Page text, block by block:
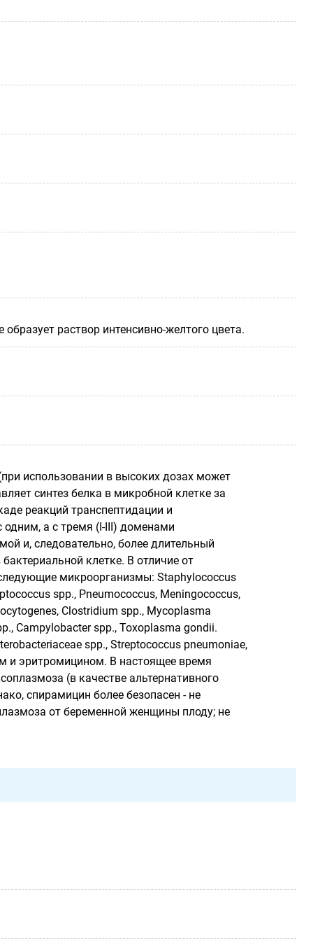
раствор интенсивно-желтого цвета.
использовании в высоких дозах может
синтез белка в микробной клетке за
реакций транспептидации и
одним, а с тремя (I-III) доменами
и, следовательно, более длительный
клетке. В отличие от
микроорганизмы: Staphylococcus
spp., Pneumococcus, Meningococcus,
Clostridium spp., Mycoplasma
Campylobacter spp., Toxoplasma gondii.
spp., Streptococcus pneumoniae,
и эритромицином. В настоящее время
(в качестве альтернативного
спирамицин более безопасен - не
от беременной женщины плоду; не